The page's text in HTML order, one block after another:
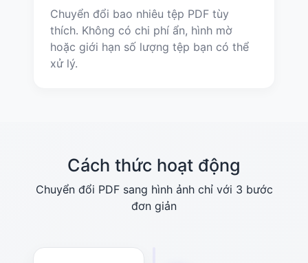
Chuyển đổi bao nhiêu tệp PDF tùy
thích. Không có chi phí ẩn, hình mờ
hoặc giới hạn số lượng tệp bạn có thể
xử lý.
Cách thức hoạt động
Chuyển đổi PDF sang hình ảnh chỉ với 3 bước
đơn giản